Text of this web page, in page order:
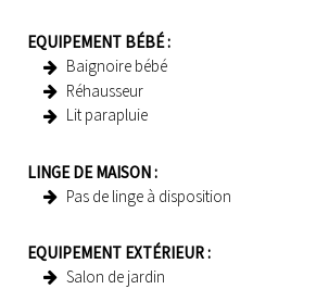
EQUIPEMENT BÉBÉ:
Baignoire bébé
Réhausseur
Lit parapluie
LINGE DE MAISON:
Pas de linge à disposition
EQUIPEMENT EXTÉRIEUR:
Salon de jardin